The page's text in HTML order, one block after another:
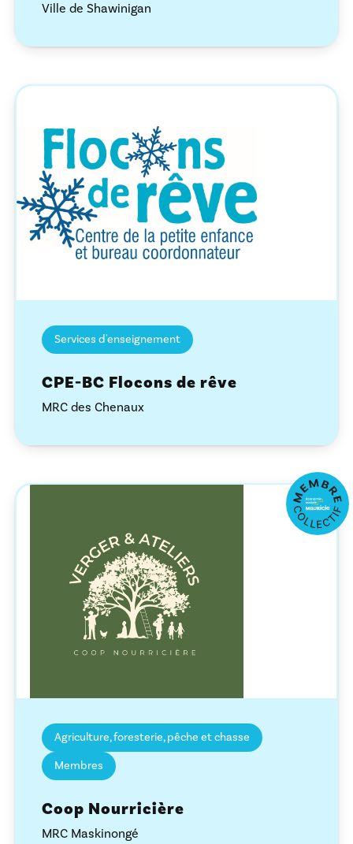
Ville de Shawinigan
Services d'enseignement
CPE-BC Flocons de rêve
MRC des Chenaux
Agriculture, foresterie, pêche et chasse
Membres
Coop Nourricière
MRC Maskinongé